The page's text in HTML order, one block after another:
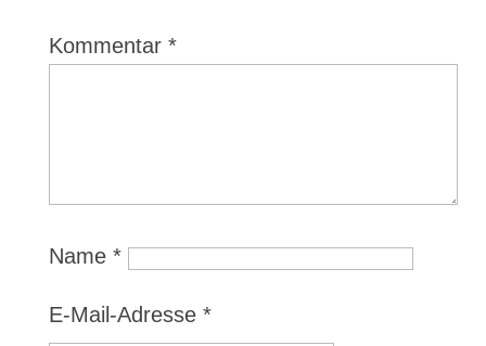
Kommentar *
Name *
E-Mail-Adresse *